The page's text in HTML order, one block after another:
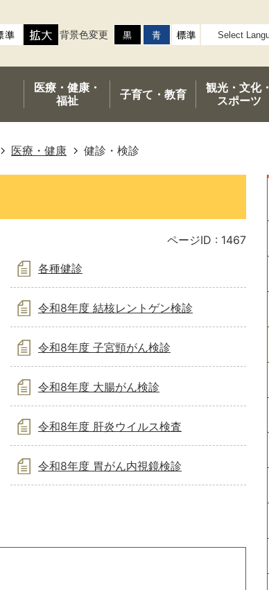
背景色変更
医療・健康・
福祉
子育て・ 教育
観光・文化・
スポーツ
医療・健康 健診・検診
ページID : 1467
各種健診
令和8年度 結核レントゲン検診
令和8年度 子宮頸がん検診
令和8年度 大腸がん検診
令和8年度 肝炎ウイルス検査
令和8年度 胃がん内視鏡検診